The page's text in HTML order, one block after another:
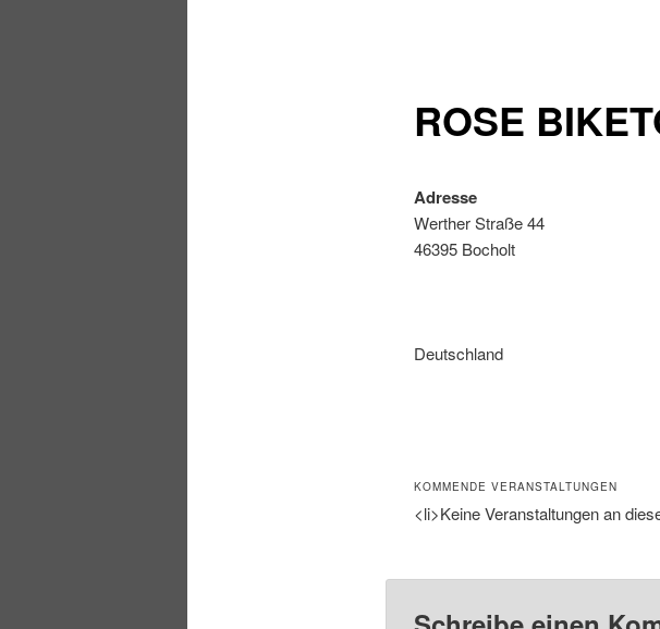
ROSE
Adresse
Werther Straße 44
46395 Bocholt
Deutschland
KOMMENDE VERANSTALTUNGEN
<li>Keine Veranstaltungen an